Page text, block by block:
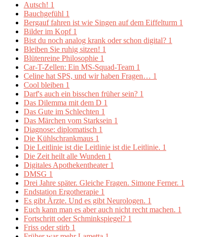
Autsch! 1
Bauchgefühl 1
Bergauf fahren ist wie Singen auf dem Eiffelturm 1
Bilder im Kopf 1
Bist du noch analog krank oder schon digital? 1
Bleiben Sie ruhig sitzen! 1
Blütenreine Philosophie 1
Car-T-Zellen: Ein MS-Squad-Team 1
Celine hat SPS, und wir haben Fragen… 1
Cool bleiben 1
Darf's auch ein bisschen früher sein? 1
Das Dilemma mit dem D 1
Das Gute im Schlechten 1
Das Märchen vom Starksein 1
Diagnose: diplomatisch 1
Die Kühlschrankmaus 1
Die Leitlinie ist die Leitlinie ist die Leitlinie. 1
Die Zeit heilt alle Wunden 1
Digitales Apothekentheater 1
DMSG 1
Drei Jahre später. Gleiche Fragen. Simone Ferner. 1
Endstation Ergotherapie 1
Es gibt Ärzte. Und es gibt Neurologen. 1
Euch kann man es aber auch nicht recht machen. 1
Fortschritt oder Schminkspiegel? 1
Friss oder stirb 1